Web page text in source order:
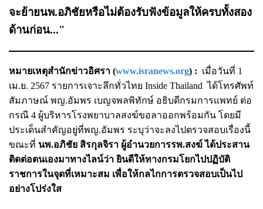
จะย้ายนพ.อภิชัยหรือไม่ต้องรับฟังข้อมูลให้ครบทั้งสอง
ด้านก่อน..."
หมายเหตุสำนักข่าวอิศรา (www.isranews.org) : เมื่อวันที่ 1
เม.ย. 2567 รายการเจาะลึกทั่วไทย Inside Thailand ได้โทรศัพท์
สัมภาษณ์ พญ.อัมพร เบญจพลพิทักษ์ อธิบดีกรมการแพทย์ ต่อ
กรณี 4 ผู้บริหารโรงพยาบาลสงฆ์ขอลาออกพร้อมกัน โดยมี
ประเด็นสำคัญอยู่ที่พญ.อัมพร ระบุว่าจะลงไปตรวจสอบเรื่องนี้
ขณะที่ นพ.อภิชัย สิรกุลจิรา ผู้อำนวยการรพ.สงฆ์ ได้ประสาน
ติดต่อตนเองมาทางไลน์ว่า ยินดีให้ทางกรมโยกไปปฏิบัติ
ราชการในจุดที่เหมาะสม เพื่อให้กลไกการตรวจสอบเป็นไป
อย่างโปร่งใส